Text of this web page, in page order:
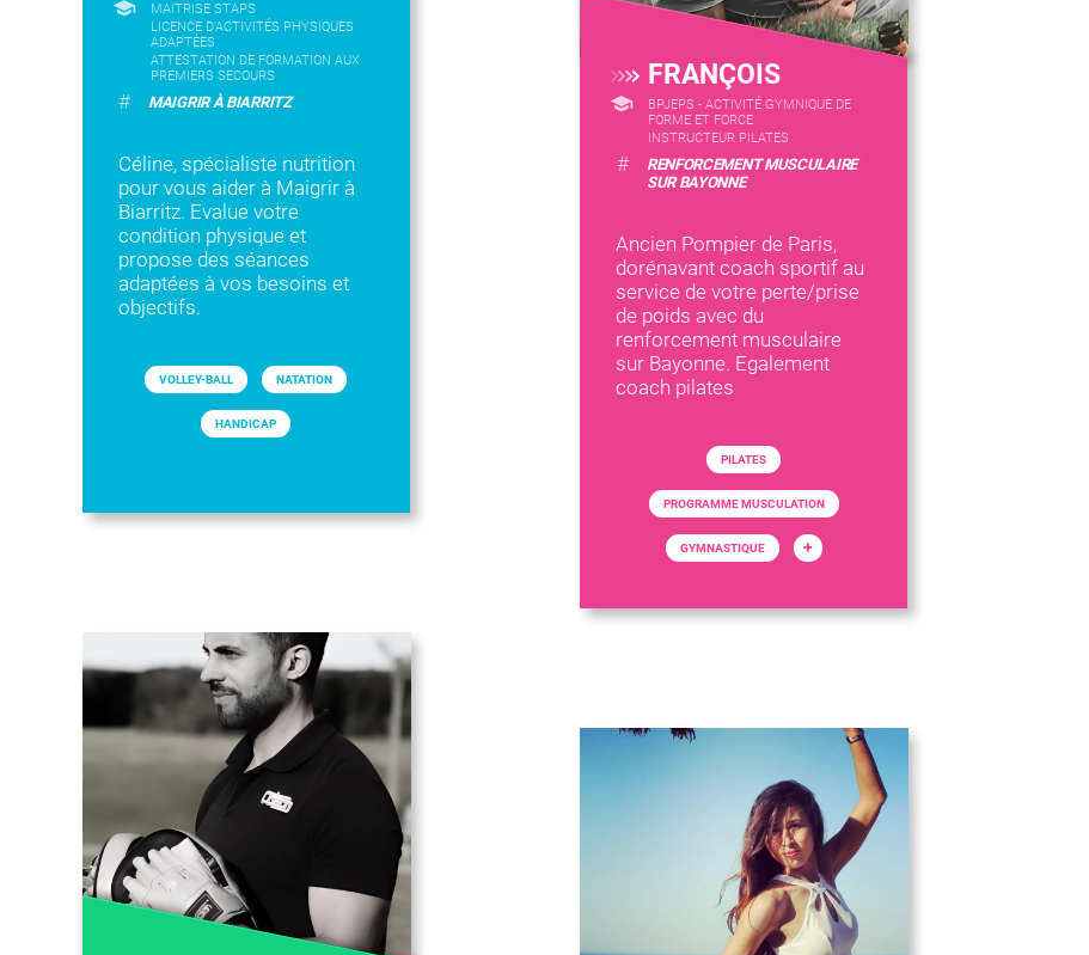
MAITRISE STAPS
LICENCE D’ACTIVITÉS PHYSIQUES
ADAPTÉES
ATTESTATION DE FORMATION AUX
PREMIERS SECOURS
# MAIGRIR À BIARRITZ
Céline, spécialiste nutrition
pour vous aider à Maigrir à
Biarritz. Evalue votre
condition physique et
propose des séances
adaptées à vos besoins et
objectifs.
VOLLEY-BALL NATATION
HANDICAP
FRANÇOIS
BPJEPS - ACTIVITÉ GYMNIQUE DE
FORME ET FORCE
INSTRUCTEUR PILATES
#
RENFORCEMENT MUSCULAIRE
SUR BAYONNE
Ancien Pompier de Paris,
dorénavant coach sportif au
service de votre perte/prise
de poids avec du
renforcement musculaire
sur Bayonne. Egalement
coach pilates
PILATES
PROGRAMME MUSCULATION
GYMNASTIQUE +